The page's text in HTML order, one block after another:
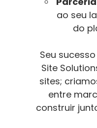
ao seu
do
Seu
Site
sites;
entre
construir